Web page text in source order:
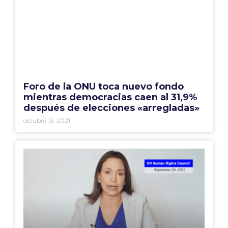
Foro de la ONU toca nuevo fondo
mientras democracias caen al 31,9%
después de elecciones «arregladas»
octubre 13, 2021